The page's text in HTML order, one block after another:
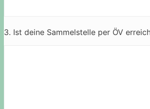
3. Ist deine Sammelstelle per ÖV